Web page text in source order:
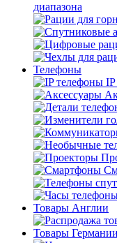
диапазона
Телефоны
Товары Англии
Товары Германии